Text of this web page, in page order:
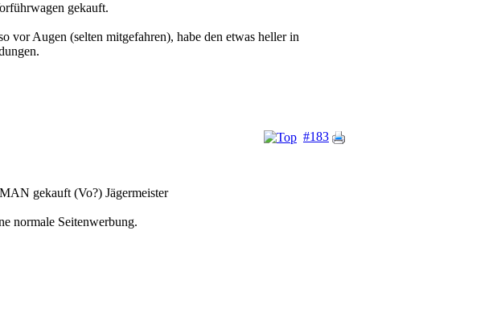
gekauft.
vor Augen (selten mitgefahren), habe den etwas heller in
#183
gekauft (Vo?) Jägermeister
normale Seitenwerbung.